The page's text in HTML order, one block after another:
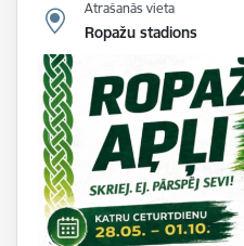
Atrašanās vieta
Ropažu stadions